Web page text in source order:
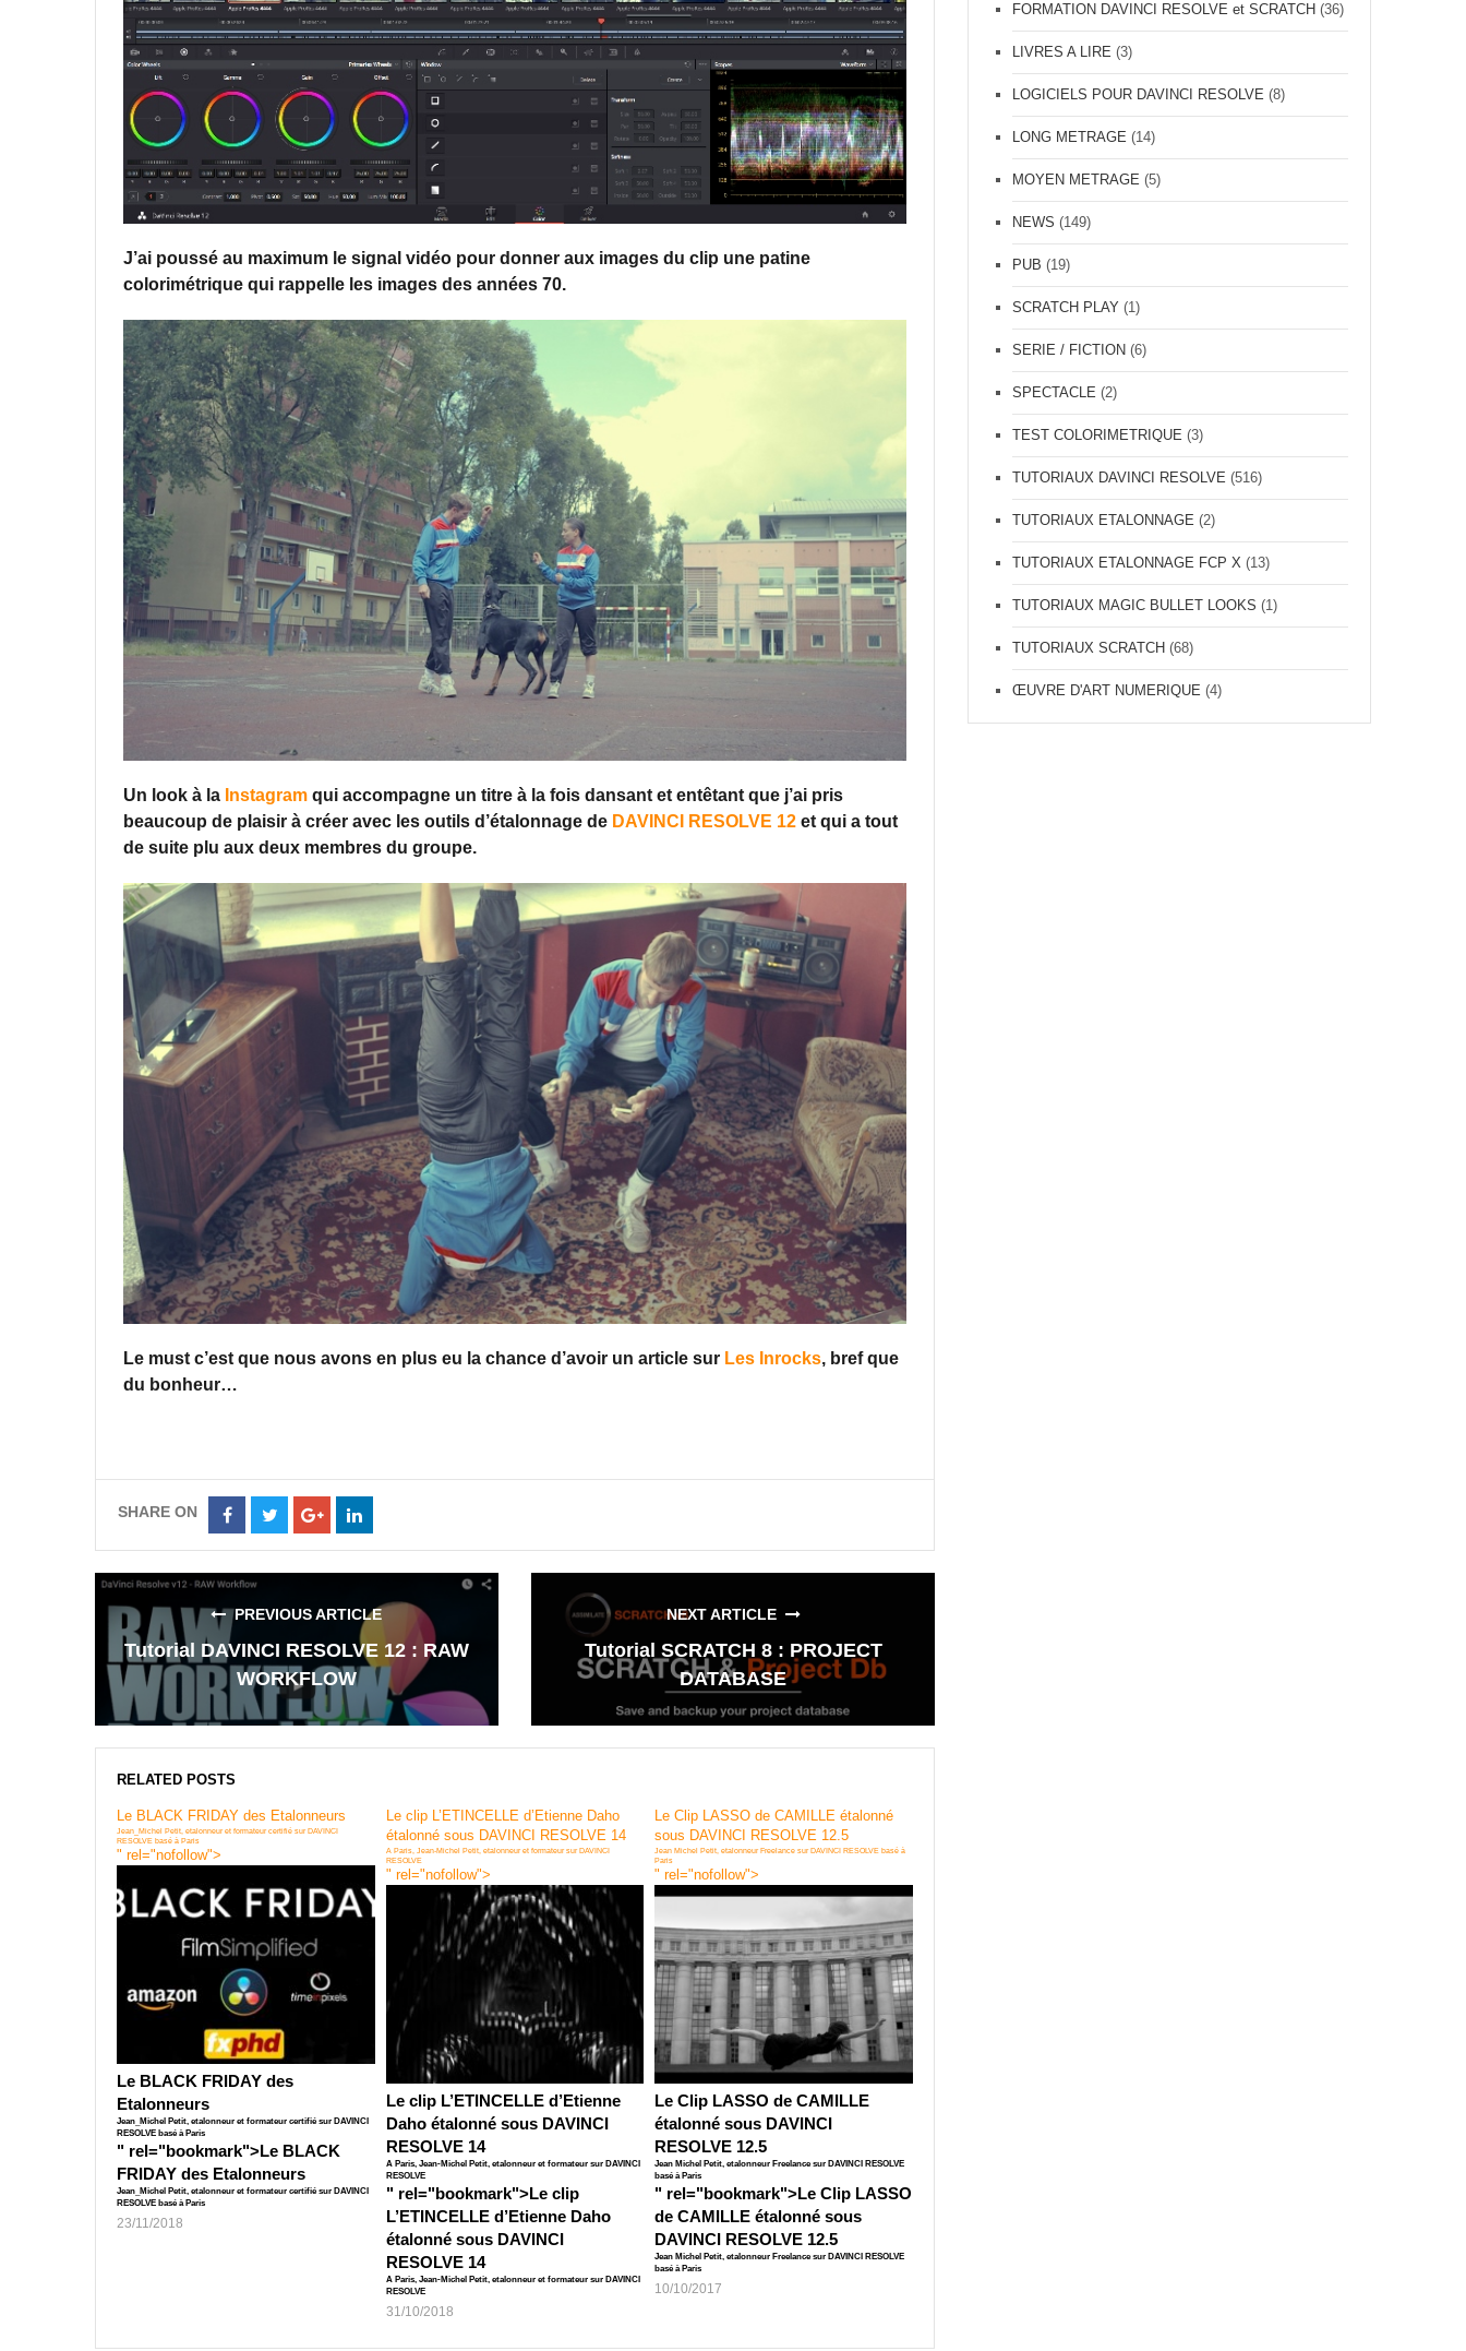
J’ai poussé au maximum le signal vidéo pour donner aux images du clip une patine
colorimétrique qui rappelle les images des années 70.
Un look à la Instagram qui accompagne un titre à la fois dansant et entêtant que j’ai pris
beaucoup de plaisir à créer avec les outils d’étalonnage de DAVINCI RESOLVE 12 et qui a tout
de suite plu aux deux membres du groupe.
Le must c’est que nous avons en plus eu la chance d’avoir un article sur Les Inrocks, bref que
du bonheur…
SHARE ON
Share
Facebook
Share
Twitter
Share
Google+LinkedIn
PREVIOUS ARTICLE
Tutorial DAVINCI RESOLVE 12 : RAW
WORKFLOW
NEXT ARTICLE
Tutorial SCRATCH 8 : PROJECT
DATABASE
RELATED POSTS
Le BLACK FRIDAY des Etalonneurs
Jean_Michel Petit, etalonneur et formateur certifié sur DAVINCI
RESOLVE basé à Paris
" rel="nofollow">
Le BLACK FRIDAY des
Etalonneurs
Jean_Michel Petit, etalonneur et formateur certifié sur DAVINCI
RESOLVE basé à Paris
" rel="bookmark">Le BLACK
FRIDAY des Etalonneurs
Jean_Michel Petit, etalonneur et formateur certifié sur DAVINCI
RESOLVE basé à Paris
23/11/2018
Le clip L’ETINCELLE d’Etienne Daho
étalonné sous DAVINCI RESOLVE 14
A Paris, Jean-Michel Petit, etalonneur et formateur sur DAVINCI
RESOLVE
" rel="nofollow">
Le clip L’ETINCELLE d’Etienne
Daho étalonné sous DAVINCI
RESOLVE 14
A Paris, Jean-Michel Petit, etalonneur et formateur sur DAVINCI
RESOLVE
" rel="bookmark">Le clip
L’ETINCELLE d’Etienne Daho
étalonné sous DAVINCI
RESOLVE 14
A Paris, Jean-Michel Petit, etalonneur et formateur sur DAVINCI
RESOLVE
31/10/2018
Le Clip LASSO de CAMILLE étalonné
sous DAVINCI RESOLVE 12.5
Jean Michel Petit, etalonneur Freelance sur DAVINCI RESOLVE basé à
Paris
" rel="nofollow">
Le Clip LASSO de CAMILLE
étalonné sous DAVINCI
RESOLVE 12.5
Jean Michel Petit, etalonneur Freelance sur DAVINCI RESOLVE
basé à Paris
" rel="bookmark">Le Clip LASSO
de CAMILLE étalonné sous
DAVINCI RESOLVE 12.5
Jean Michel Petit, etalonneur Freelance sur DAVINCI RESOLVE
basé à Paris
10/10/2017
FORMATION DAVINCI RESOLVE et SCRATCH (36)
LIVRES A LIRE (3)
LOGICIELS POUR DAVINCI RESOLVE (8)
LONG METRAGE (14)
MOYEN METRAGE (5)
NEWS (149)
PUB (19)
SCRATCH PLAY (1)
SERIE / FICTION (6)
SPECTACLE (2)
TEST COLORIMETRIQUE (3)
TUTORIAUX DAVINCI RESOLVE (516)
TUTORIAUX ETALONNAGE (2)
TUTORIAUX ETALONNAGE FCP X (13)
TUTORIAUX MAGIC BULLET LOOKS (1)
TUTORIAUX SCRATCH (68)
ŒUVRE D'ART NUMERIQUE (4)